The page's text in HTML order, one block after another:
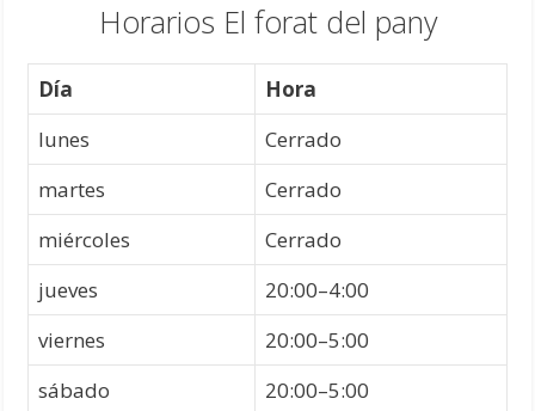
Horarios El forat del pany
Día
Hora
lunes
Cerrado
martes
Cerrado
miércoles
Cerrado
jueves
20:00–4:00
viernes
20:00–5:00
sábado
20:00–5:00